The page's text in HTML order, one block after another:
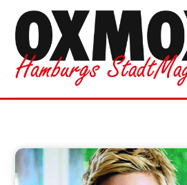
content